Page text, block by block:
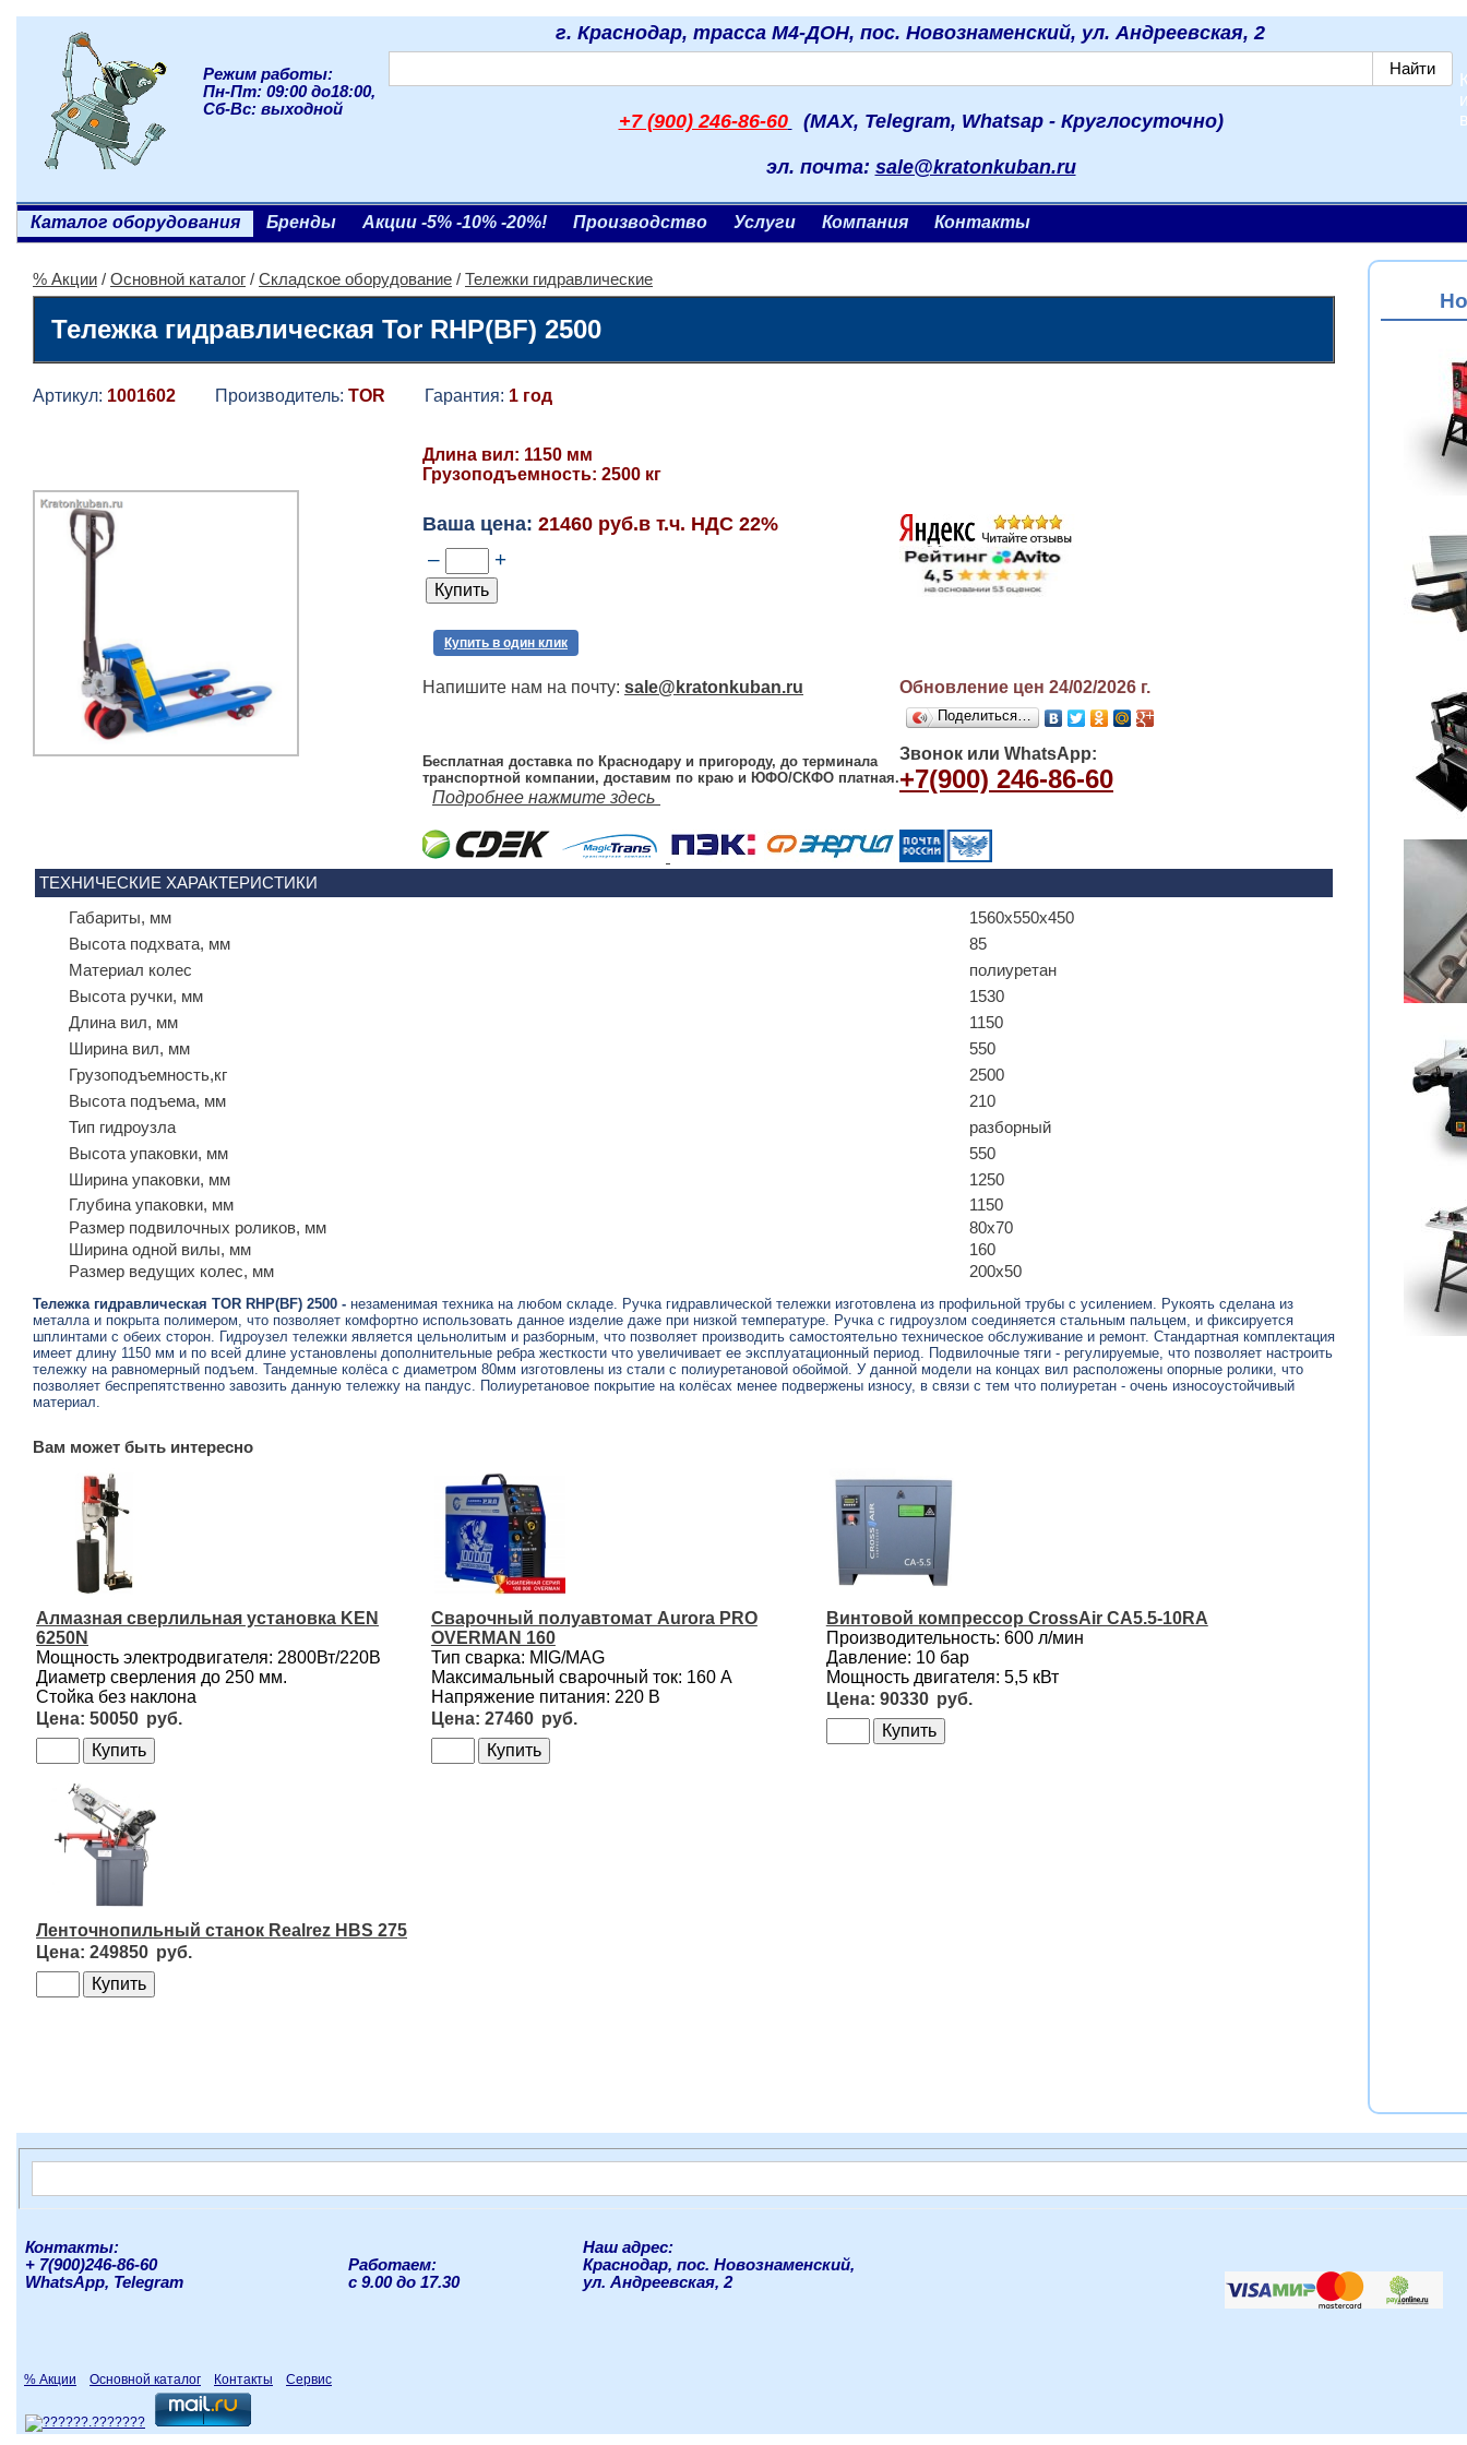
Режим работы:
Пн-Пт: 09:00 до18:00,
Сб-Вс: выходной
г. Краснодар, трасса М4-ДОН, пос. Новознаменский, ул. Андреевская, 2
+7 (900) 246-86-60 (MAX, Telegram, Whatsap - Круглосуточно)
эл. почта: sale@kratonkuban.ru
Каталог оборудования Бренды Акции -5% -10% -20%! Производство Услуги Компания Контакты
% Акции / Основной каталог / Складское оборудование / Тележки гидравлические
Тележка гидравлическая Tor RHP(BF) 2500
Артикул: 1001602 Производитель: TOR Гарантия: 1 год
Длина вил: 1150 мм
Грузоподъемность: 2500 кг
Ваша цена: 21460 руб.в т.ч. НДС 22%
– +
Купить в один клик
Напишите нам на почту: sale@kratonkuban.ru Обновление цен 24/02/2026 г.
Поделиться…
Бесплатная доставка по Краснодару и пригороду, до терминала
транспортной компании, доставим по краю и ЮФО/СКФО платная.
Подробнее нажмите здесь
Звонок или WhatsApp:
+7(900) 246-86-60
ТЕХНИЧЕСКИЕ ХАРАКТЕРИСТИКИ
Габариты, мм
1560х550х450
Высота подхвата, мм
85
Материал колес
полиуретан
Высота ручки, мм
1530
Длина вил, мм
1150
Ширина вил, мм
550
Грузоподъемность,кг
2500
Высота подъема, мм
210
Тип гидроузла
разборный
Высота упаковки, мм
550
Ширина упаковки, мм
1250
Глубина упаковки, мм
1150
Размер подвилочных роликов, мм
80х70
Ширина одной вилы, мм
160
Размер ведущих колес, мм
200х50
Тележка гидравлическая TOR RHP(BF) 2500 - незаменимая техника на любом складе. Ручка гидравлической тележки изготовлена из профильной трубы с усилением. Рукоять сделана из
металла и покрыта полимером, что позволяет комфортно использовать данное изделие даже при низкой температуре. Ручка с гидроузлом соединяется стальным пальцем, и фиксируется
шплинтами с обеих сторон. Гидроузел тележки является цельнолитым и разборным, что позволяет производить самостоятельно техническое обслуживание и ремонт. Стандартная комплектация
имеет длину 1150 мм и по всей длине установлены дополнительные ребра жесткости что увеличивает ее эксплуатационный период. Подвилочные тяги - регулируемые, что позволяет настроить
тележку на равномерный подъем. Тандемные колёса с диаметром 80мм изготовлены из стали с полиуретановой обоймой. У данной модели на концах вил расположены опорные ролики, что
позволяет беспрепятственно завозить данную тележку на пандус. Полиуретановое покрытие на колёсах менее подвержены износу, в связи с тем что полиуретан - очень износоустойчивый
материал.
Вам может быть интересно
Алмазная сверлильная установка KEN
6250N
Мощность электродвигателя: 2800Вт/220В
Диаметр сверления до 250 мм.
Стойка без наклона
50050
Сварочный полуавтомат Aurora PRO
OVERMAN 160
Тип сварка: MIG/MAG
Максимальный сварочный ток: 160 А
Напряжение питания: 220 В
27460
Винтовой компрессор CrossAir CA5.5-10RA
Производительность: 600 л/мин
Давление: 10 бар
Мощность двигателя: 5,5 кВт
90330
Ленточнопильный станок Realrez HBS 275
249850
Контакты:
+ 7(900)246-86-60
WhatsApp, Telegram
Работаем:
с 9.00 до 17.30
Наш адрес:
Краснодар, пос. Новознаменский,
ул. Андреевская, 2
% Акции Основной каталог Контакты Сервис